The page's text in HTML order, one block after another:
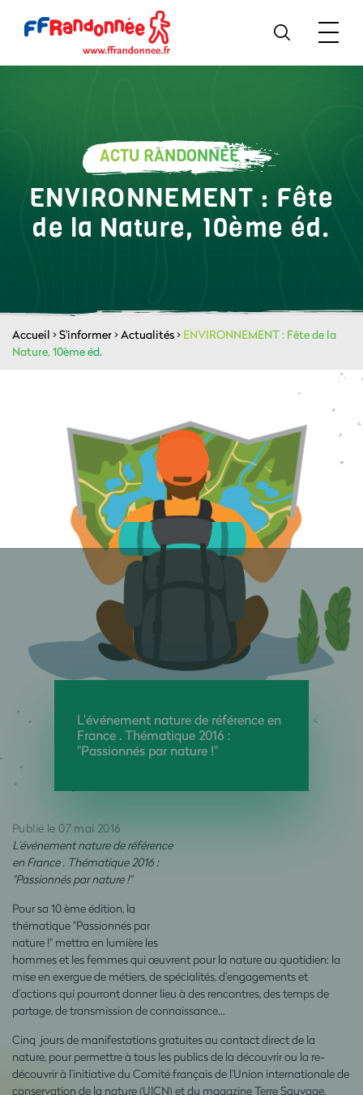
ACTU RANDONNÉE
ENVIRONNEMENT : Fête
de la Nature, 10ème éd.
Accueil >S'informer>Actualités> ENVIRONNEMENT : Fête de la
Nature, 10ème éd.
L’événement nature de référence en
France . Thématique 2016 :
"Passionnés par nature !"
Publié le 07 mai 2016
L’événement nature de référence
en France . Thématique 2016 :
"Passionnés par nature !"
Pour sa 10 ème édition, la
thématique "Passionnés par
nature !" mettra en lumière les
hommes et les femmes qui œuvrent pour la nature au quotidien: la
mise en exergue de métiers, de spécialités, d’engagements et
d’actions qui pourront donner lieu à des rencontres, des temps de
partage, de transmission de connaissance…
Cinq jours de manifestations gratuites au contact direct de la
nature, pour permettre à tous les publics de la découvrir ou la re-
découvrir à l’initiative du Comité français de l’Union internationale de
conservation de la nature (UICN) et du magazine Terre Sauvage.